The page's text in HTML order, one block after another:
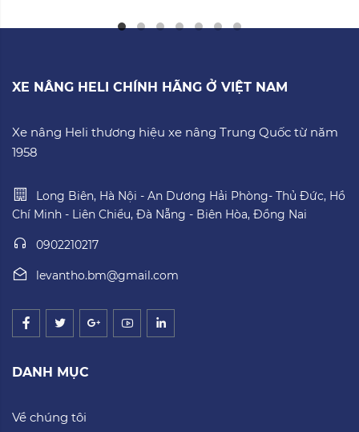
XE NÂNG HELI CHÍNH HÃNG Ở VIỆT NAM
Xe nâng Heli thương hiệu xe nâng Trung Quốc từ năm
1958
Long Biên, Hà Nội - An Dương Hải Phòng- Thủ Đức, Hồ
Chí Minh - Liên Chiểu, Đà Nẵng - Biên Hòa, Đồng Nai
0902210217
levantho.bm@gmail.com
DANH MỤC
Về chúng tôi